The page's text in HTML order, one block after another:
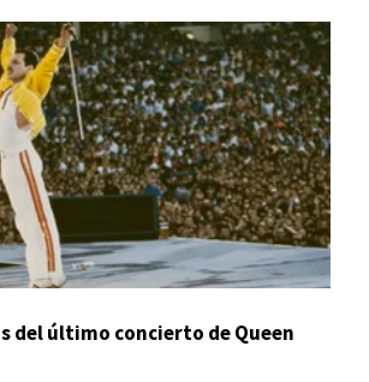
del último concierto de Queen